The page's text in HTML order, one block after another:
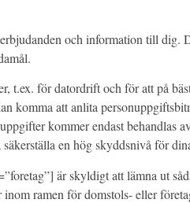
och information till dig.
t.ex. för datordrift och för att på
komma att anlita
kommer endast behandlas
en hög skyddsnivå för
är skyldigt att lämna ut
ramen för domstols- eller